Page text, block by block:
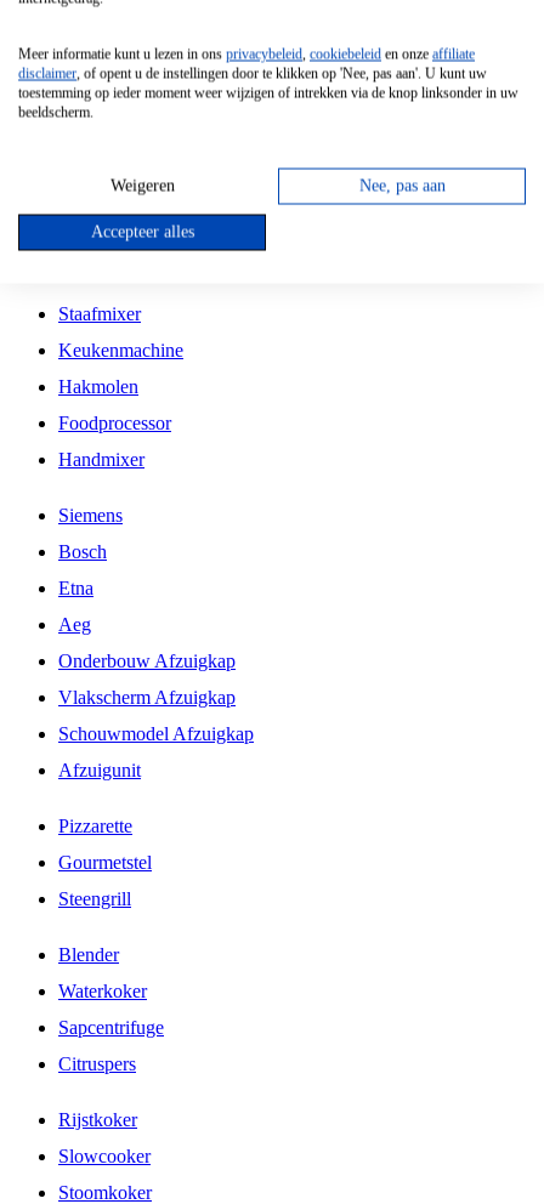
Vrijstaande Magnetron
Vrijstaande Kookplaat
Inbouw Gaskookplaat
Inbouw Keramische Kookplaat
Kookplaat Accessoires
Staafmixer
Keukenmachine
Hakmolen
Foodprocessor
Handmixer
Siemens
Bosch
Etna
Aeg
Onderbouw Afzuigkap
Vlakscherm Afzuigkap
Schouwmodel Afzuigkap
Afzuigunit
Pizzarette
Gourmetstel
Steengrill
Blender
Waterkoker
Sapcentrifuge
Citruspers
Rijstkoker
Slowcooker
Stoomkoker
Meer informatie kunt u lezen in ons privacybeleid, cookiebeleid en onze affiliate
disclaimer, of opent u de instellingen door te klikken op 'Nee, pas aan'. U kunt uw
toestemming op ieder moment weer wijzigen of intrekken via de knop linksonder in uw
beeldscherm.
Weigeren Nee, pas aan
Accepteer alles